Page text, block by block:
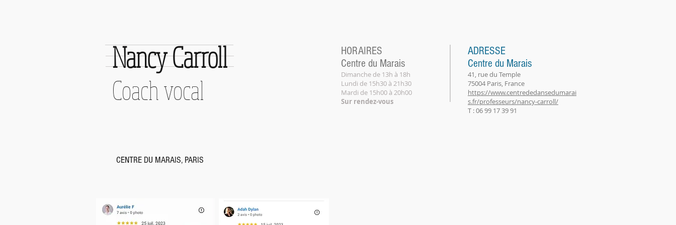
Nancy Carroll
Coach vocal
HORAIRES
Centre du Marais
Dimanche de 13h à 18h
Lundi de 15h30 à 21h30
Mardi ​de 15h00 à 20h00
Sur rendez-vous
ADRESSE
Centre du Marais
41, rue du Temple
75004 Paris, France
https://www.centrededansedumarai
s.fr/professeurs/nancy-carroll/
T : 06 99 17 39 91
CENTRE DU MARAIS, PARIS